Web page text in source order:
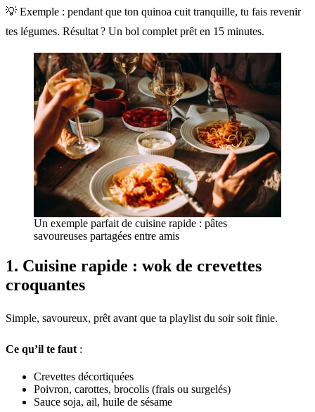
💡 Exemple : pendant que ton quinoa cuit tranquille, tu fais revenir
tes légumes. Résultat ? Un bol complet prêt en 15 minutes.
Un exemple parfait de cuisine rapide : pâtes
savoureuses partagées entre amis
1. Cuisine rapide : wok de crevettes
croquantes
Simple, savoureux, prêt avant que ta playlist du soir soit finie.
Ce qu’il te faut :
Crevettes décortiquées
Poivron, carottes, brocolis (frais ou surgelés)
Sauce soja, ail, huile de sésame